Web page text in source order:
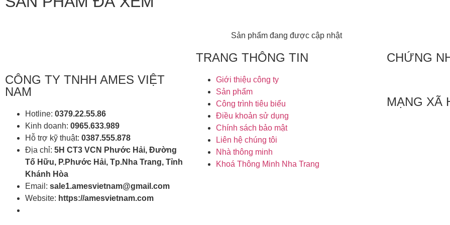
Sản phẩm đang được cập nhật
CÔNG TY TNHH AMES VIỆT
NAM
Hotline: 0379.22.55.86
Kinh doanh: 0965.633.989
Hỗ trợ kỹ thuật: 0387.555.878
Địa chỉ: 5H CT3 VCN Phước Hải, Đường
Tố Hữu, P.Phước Hải, Tp.Nha Trang, Tỉnh
Khánh Hòa
Email: sale1.amesvietnam@gmail.com
Website: https://amesvietnam.com
TRANG THÔNG TIN
Giới thiệu công ty
Sản phẩm
Công trình tiêu biểu
Điều khoản sử dụng
Chính sách bảo mật
Liên hệ chúng tôi
Nhà thông minh
Khoá Thông Minh Nha Trang
CHỨNG
MẠNG XÃ